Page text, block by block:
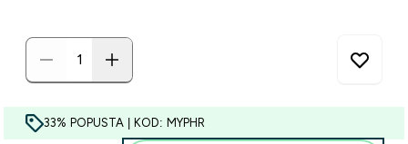
33% POPUSTA | KOD: MYPHR